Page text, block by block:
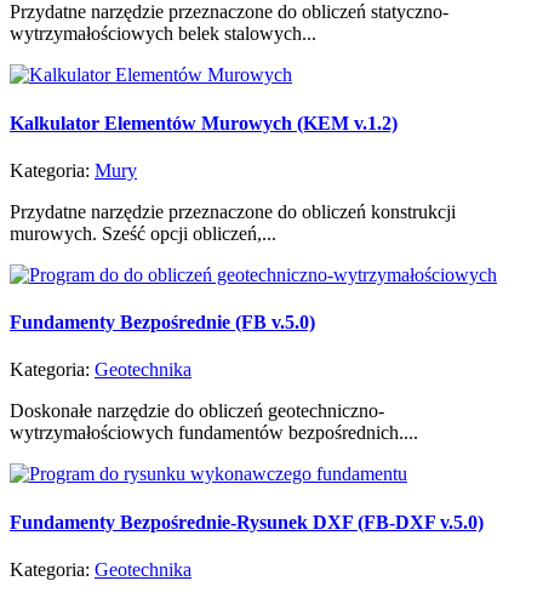
Przydatne narzędzie przeznaczone do obliczeń statyczno-
wytrzymałościowych belek stalowych...
Kalkulator Elementów Murowych (KEM v.1.2)
Kategoria: Mury
Przydatne narzędzie przeznaczone do obliczeń konstrukcji
murowych. Sześć opcji obliczeń,...
Fundamenty Bezpośrednie (FB v.5.0)
Kategoria: Geotechnika
Doskonałe narzędzie do obliczeń geotechniczno-
wytrzymałościowych fundamentów bezpośrednich....
Fundamenty Bezpośrednie-Rysunek DXF (FB-DXF v.5.0)
Kategoria: Geotechnika